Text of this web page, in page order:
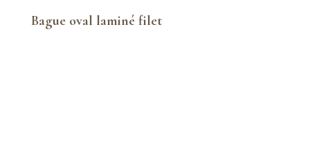
Bague oval laminé filet